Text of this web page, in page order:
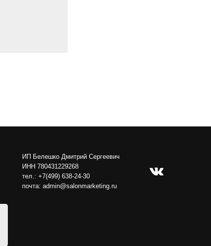
ИП Белешко Дмитрий Сергеевич
ИНН 780431229268
тел.: +7(499) 638-24-30
почта: admin@salonmarketing.ru